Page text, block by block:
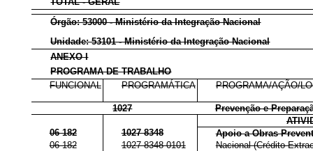
Órgão: 53000 - Ministério da Integração Nacional
Unidade: 53101 - Ministério da Integração Nacional
ANEXO I
PROGRAMA DE TRABALHO
FUNCIONAL
PROGRAMÁTICA PROGRAMA/AÇÃO/
1027
Prevenção e
06 182
1027 8348
Apoio a Obras
06 182
1027 8348 0101 Nacional (Crédito